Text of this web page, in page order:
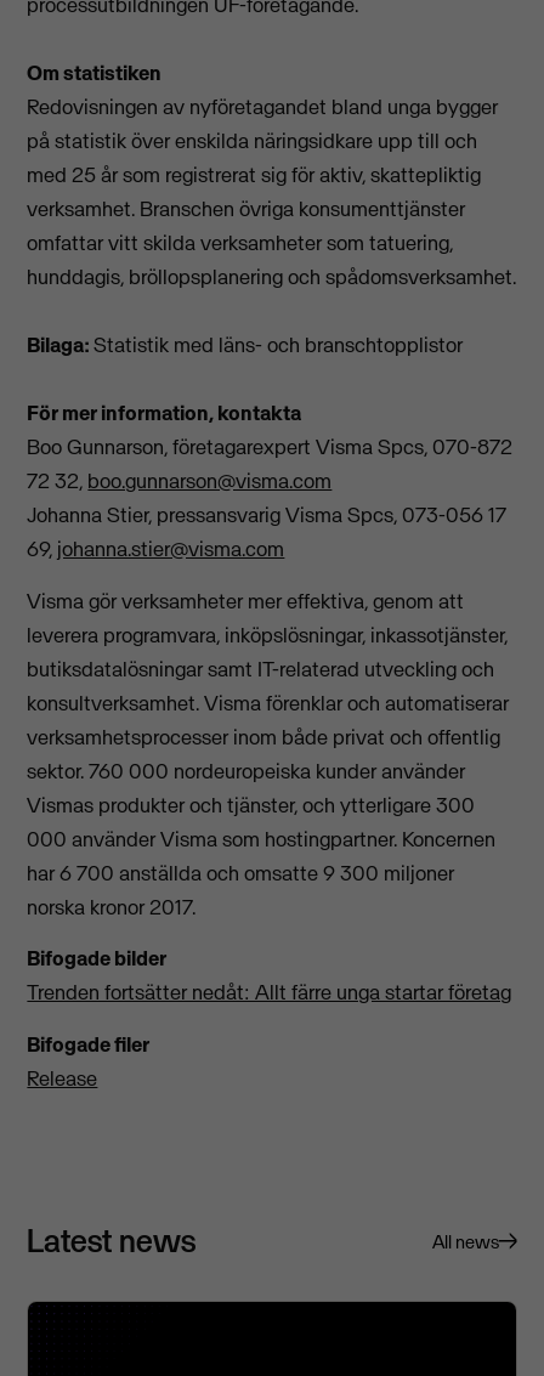
Om statistiken
Redovisningen av nyföretagandet bland unga bygger
på statistik över enskilda näringsidkare upp till och
med 25 år som registrerat sig för aktiv, skattepliktig
verksamhet. Branschen övriga konsumenttjänster
omfattar vitt skilda verksamheter som tatuering,
hunddagis, bröllopsplanering och spådomsverksamhet.
Bilaga:Statistik med läns- och branschtopplistor
För mer information, kontakta
Boo Gunnarson, företagarexpert Visma Spcs, 070-872
72 32, boo.gunnarson@visma.com
Johanna Stier, pressansvarig Visma Spcs, 073-056 17
69, johanna.stier@visma.com
Visma gör verksamheter mer effektiva, genom att
leverera programvara, inköpslösningar, inkassotjänster,
butiksdatalösningar samt IT-relaterad utveckling och
konsultverksamhet. Visma förenklar och automatiserar
verksamhetsprocesser inom både privat och offentlig
sektor. 760 000 nordeuropeiska kunder använder
Vismas produkter och tjänster, och ytterligare 300
000 använder Visma som hostingpartner. Koncernen
har 6 700 anställda och omsatte 9 300 miljoner
norska kronor 2017.
Bifogade bilder
Trenden fortsätter nedåt: Allt färre unga startar företag
Bifogade filer
Release
Latest news All news